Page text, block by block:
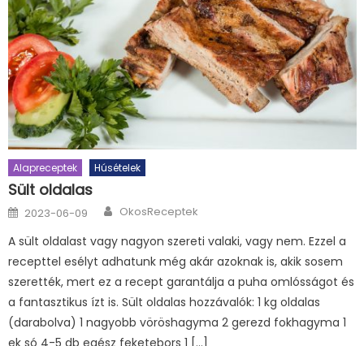
Alapreceptek Húsételek
Sült oldalas
Posted
on
2023-06-09 Author
OkosReceptek
A sült oldalast vagy nagyon szereti valaki, vagy nem. Ezzel a
recepttel esélyt adhatunk még akár azoknak is, akik sosem
szerették, mert ez a recept garantálja a puha omlósságot és
a fantasztikus ízt is. Sült oldalas hozzávalók: 1 kg oldalas
(darabolva) 1 nagyobb vöröshagyma 2 gerezd fokhagyma 1